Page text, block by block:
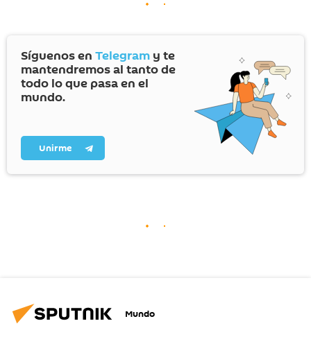
Síguenos en Telegram y te
mantendremos al tanto de
todo lo que pasa en el
mundo.
Unirme
Mundo